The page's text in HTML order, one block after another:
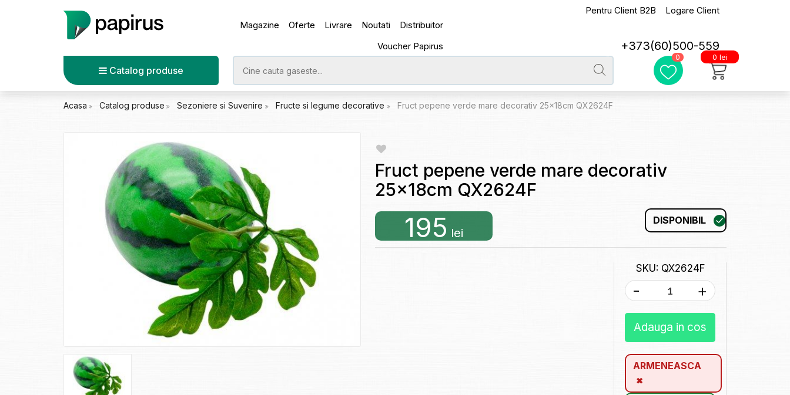
Magazine Oferte Livrare Noutati
Distribuitor
Voucher Papirus
Pentru Client B2B Logare Client
+373(60)500-559
Catalog produse
0 0 lei
Acasa Catalog produse Sezoniere si Suvenire Fructe si legume decorative Fruct pepene verde mare decorativ 25x18cm QX2624F
Fruct pepene verde mare decorativ
25x18cm QX2624F
195 lei
DISPONIBIL
SKU: QX2624F
- +
Adauga in cos
ARMENEASCA